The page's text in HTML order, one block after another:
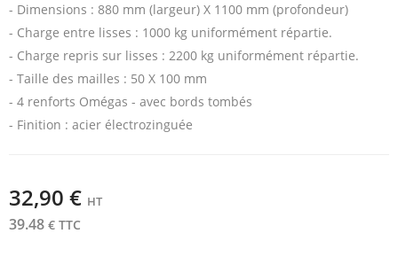
- Dimensions : 880 mm (largeur) X 1100 mm (profondeur)
- Charge entre lisses : 1000 kg uniformément répartie.
- Charge repris sur lisses : 2200 kg uniformément répartie.
- Taille des mailles : 50 X 100 mm
- 4 renforts Omégas - avec bords tombés
- Finition : acier électrozinguée
32,90 € HT
39.48 € TTC